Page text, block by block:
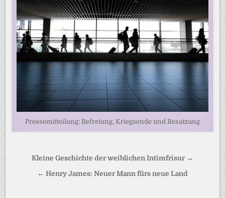
Pressemitteilung: Befreiung, Kriegsende und Besatzung
Beitragsnavigation
Kleine Geschichte der weiblichen Intimfrisur →
← Henry James: Neuer Mann fürs neue Land